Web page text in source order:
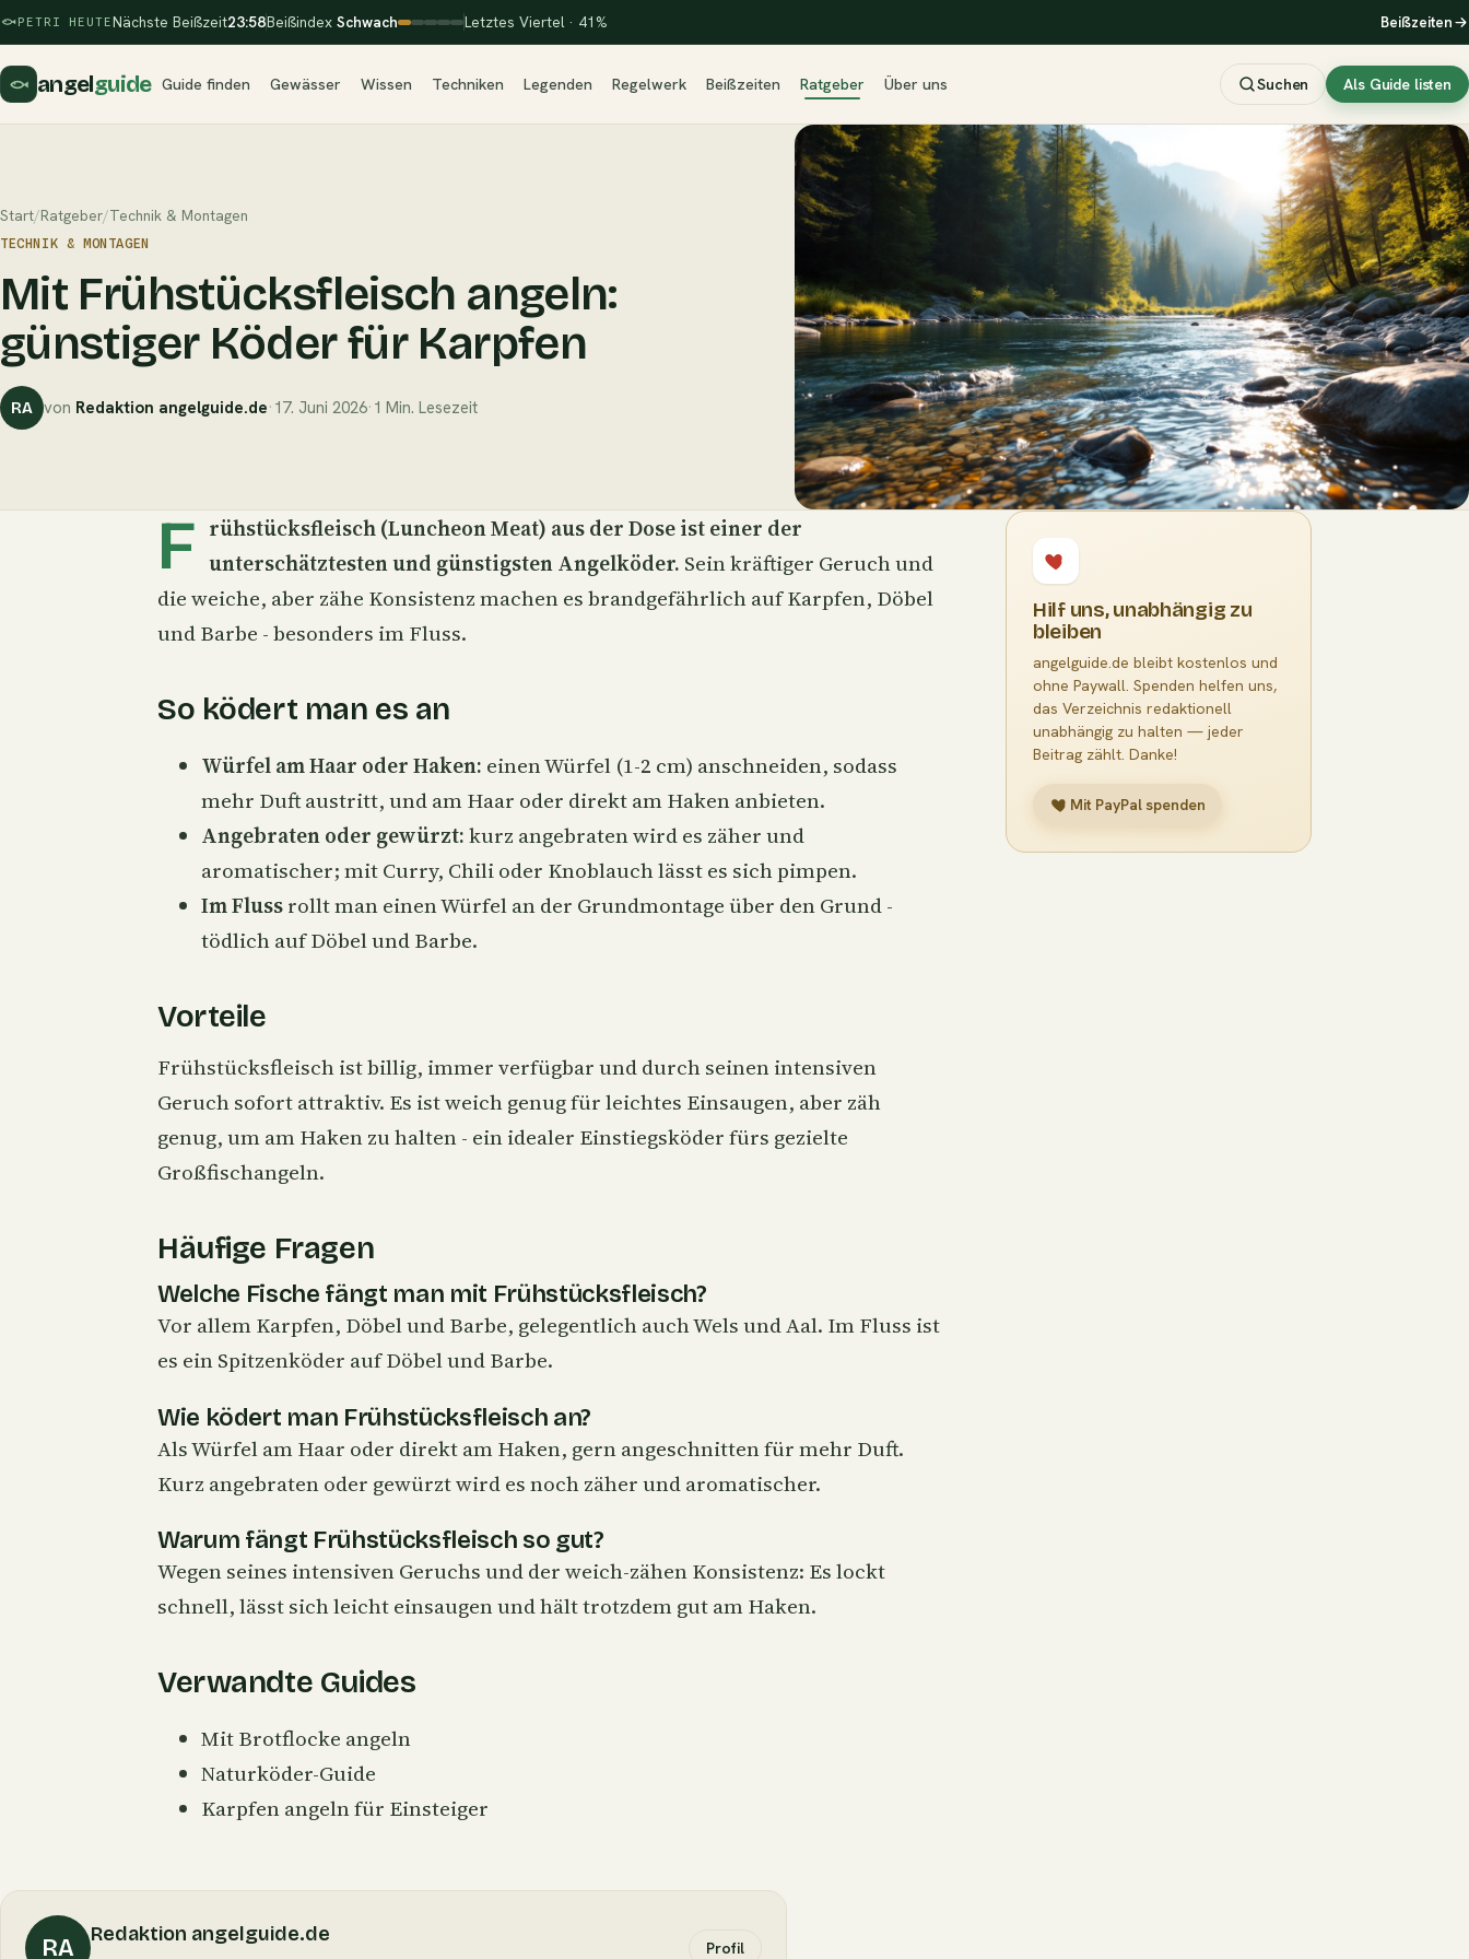
PETRI HEUTENächste Beißzeit23:58Beißindex Schwach Letztes Viertel · 41% Beißzeiten
angelguide Guide finden Gewässer Wissen Techniken Legenden Regelwerk Beißzeiten Ratgeber Über uns Suchen Als Guide listen
Start/Ratgeber/Technik & Montagen
TECHNIK & MONTAGEN
Mit Frühstücksfleisch angeln:
günstiger Köder für Karpfen
RA von Redaktion angelguide.de· 17. Juni 2026· 1 Min. Lesezeit
F rühstücksfleisch (Luncheon Meat) aus der Dose ist einer der
unterschätztesten und günstigsten Angelköder. Sein kräftiger Geruch und
die weiche, aber zähe Konsistenz machen es brandgefährlich aufKarpfen, Döbel
und Barbe - besonders im Fluss.
So ködert man es an
Würfel am Haar oder Haken: einen Würfel (1-2 cm) anschneiden, sodass
mehr Duft austritt, und amHaar oder direkt am Haken anbieten.
Angebraten oder gewürzt:kurz angebraten wird es zäher und
aromatischer; mit Curry, Chili oder Knoblauch lässt es sich pimpen.
Im Flussrollt man einen Würfel an der Grundmontage über den Grund -
tödlich auf Döbel und Barbe.
Vorteile
Frühstücksfleisch ist billig, immer verfügbar und durch seinen intensiven
Geruch sofort attraktiv. Es ist weich genug für leichtes Einsaugen, aber zäh
genug, um am Haken zu halten - ein idealer Einstiegsköder fürs gezielte
Großfischangeln.
Häufige Fragen
Welche Fische fängt man mit Frühstücksfleisch?
Vor allem Karpfen, Döbel und Barbe, gelegentlich auch Wels und Aal. Im Fluss ist
es ein Spitzenköder auf Döbel und Barbe.
Wie ködert man Frühstücksfleisch an?
Als Würfel am Haar oder direkt am Haken, gern angeschnitten für mehr Duft.
Kurz angebraten oder gewürzt wird es noch zäher und aromatischer.
Warum fängt Frühstücksfleisch so gut?
Wegen seines intensiven Geruchs und der weich-zähen Konsistenz: Es lockt
schnell, lässt sich leicht einsaugen und hält trotzdem gut am Haken.
Verwandte Guides
Mit Brotflocke angeln
Naturköder-Guide
Karpfen angeln für Einsteiger
Hilf uns, unabhängig zu
bleiben
angelguide.de bleibt kostenlos und
ohne Paywall. Spenden helfen uns,
das Verzeichnis redaktionell
unabhängig zu halten — jeder
Beitrag zählt. Danke!
Mit PayPal spenden
RA Redaktion angelguide.de
Profil